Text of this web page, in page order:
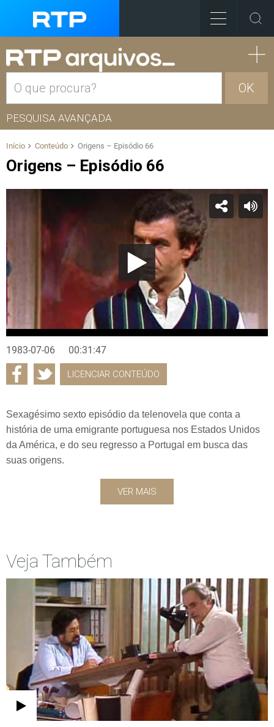
OK
PESQUISA AVANÇADA
Início Conteúdo Origens – Episódio 66
Origens – Episódio 66
1983-07-06 00:31:47
LICENCIAR CONTEÚDO
Sexagésimo sexto episódio da telenovela que conta a
história de uma emigrante portuguesa nos Estados Unidos
da América, e do seu regresso a Portugal em busca das
suas origens.
VER MAIS
Veja Também